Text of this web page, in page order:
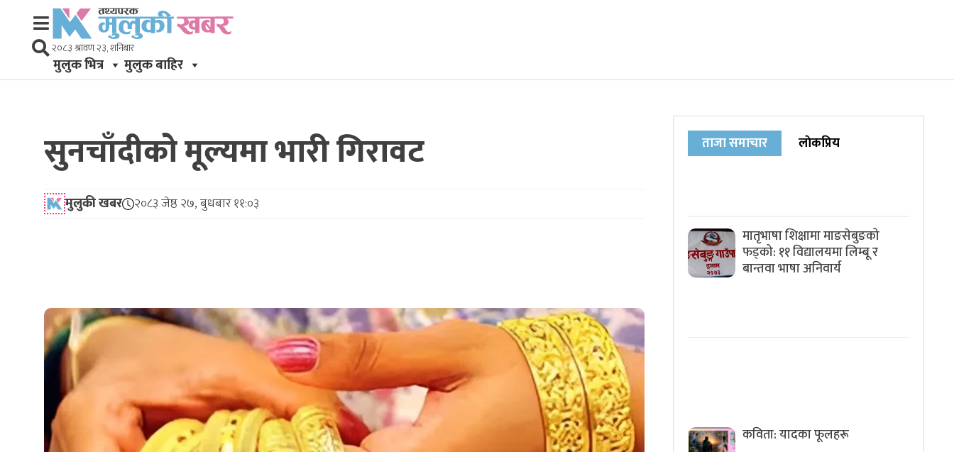
२०८३ श्रावण २३, शनिबार
मुलुक भित्र मुलुक बाहिर
सुनचाँदीको मूल्यमा भारी गिरावट
मुलुकी खबर २०८३ जेष्ठ २७, बुधबार ११:०३
ताजा समाचार लाेकप्रिय
मातृभाषा शिक्षामा माङसेबुङको
फड्को: ११ विद्यालयमा लिम्बू र
बान्तवा भाषा अनिवार्य
कविता: यादका फूलहरू